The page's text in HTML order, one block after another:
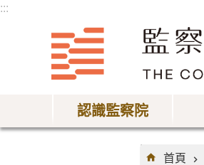
:::
認識監察院
:::
首頁